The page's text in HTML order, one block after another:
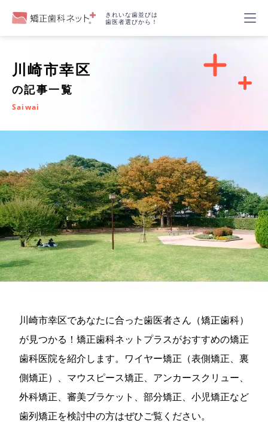
きれいな歯並びは
歯医者選びから！
川崎市幸区
の記事一覧
Saiwai
川崎市幸区であなたに合った歯医者さん（矯正歯科）
が見つかる！矯正歯科ネットプラスがおすすめの矯正
歯科医院を紹介します。ワイヤー矯正（表側矯正、裏
側矯正）、マウスピース矯正、アンカースクリュー、
外科矯正、審美ブラケット、部分矯正、小児矯正など
歯列矯正を検討中の方はぜひご覧ください。